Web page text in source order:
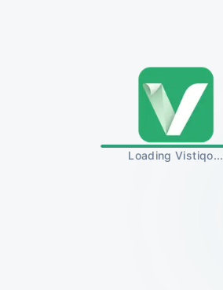
Loading Vistiqo...